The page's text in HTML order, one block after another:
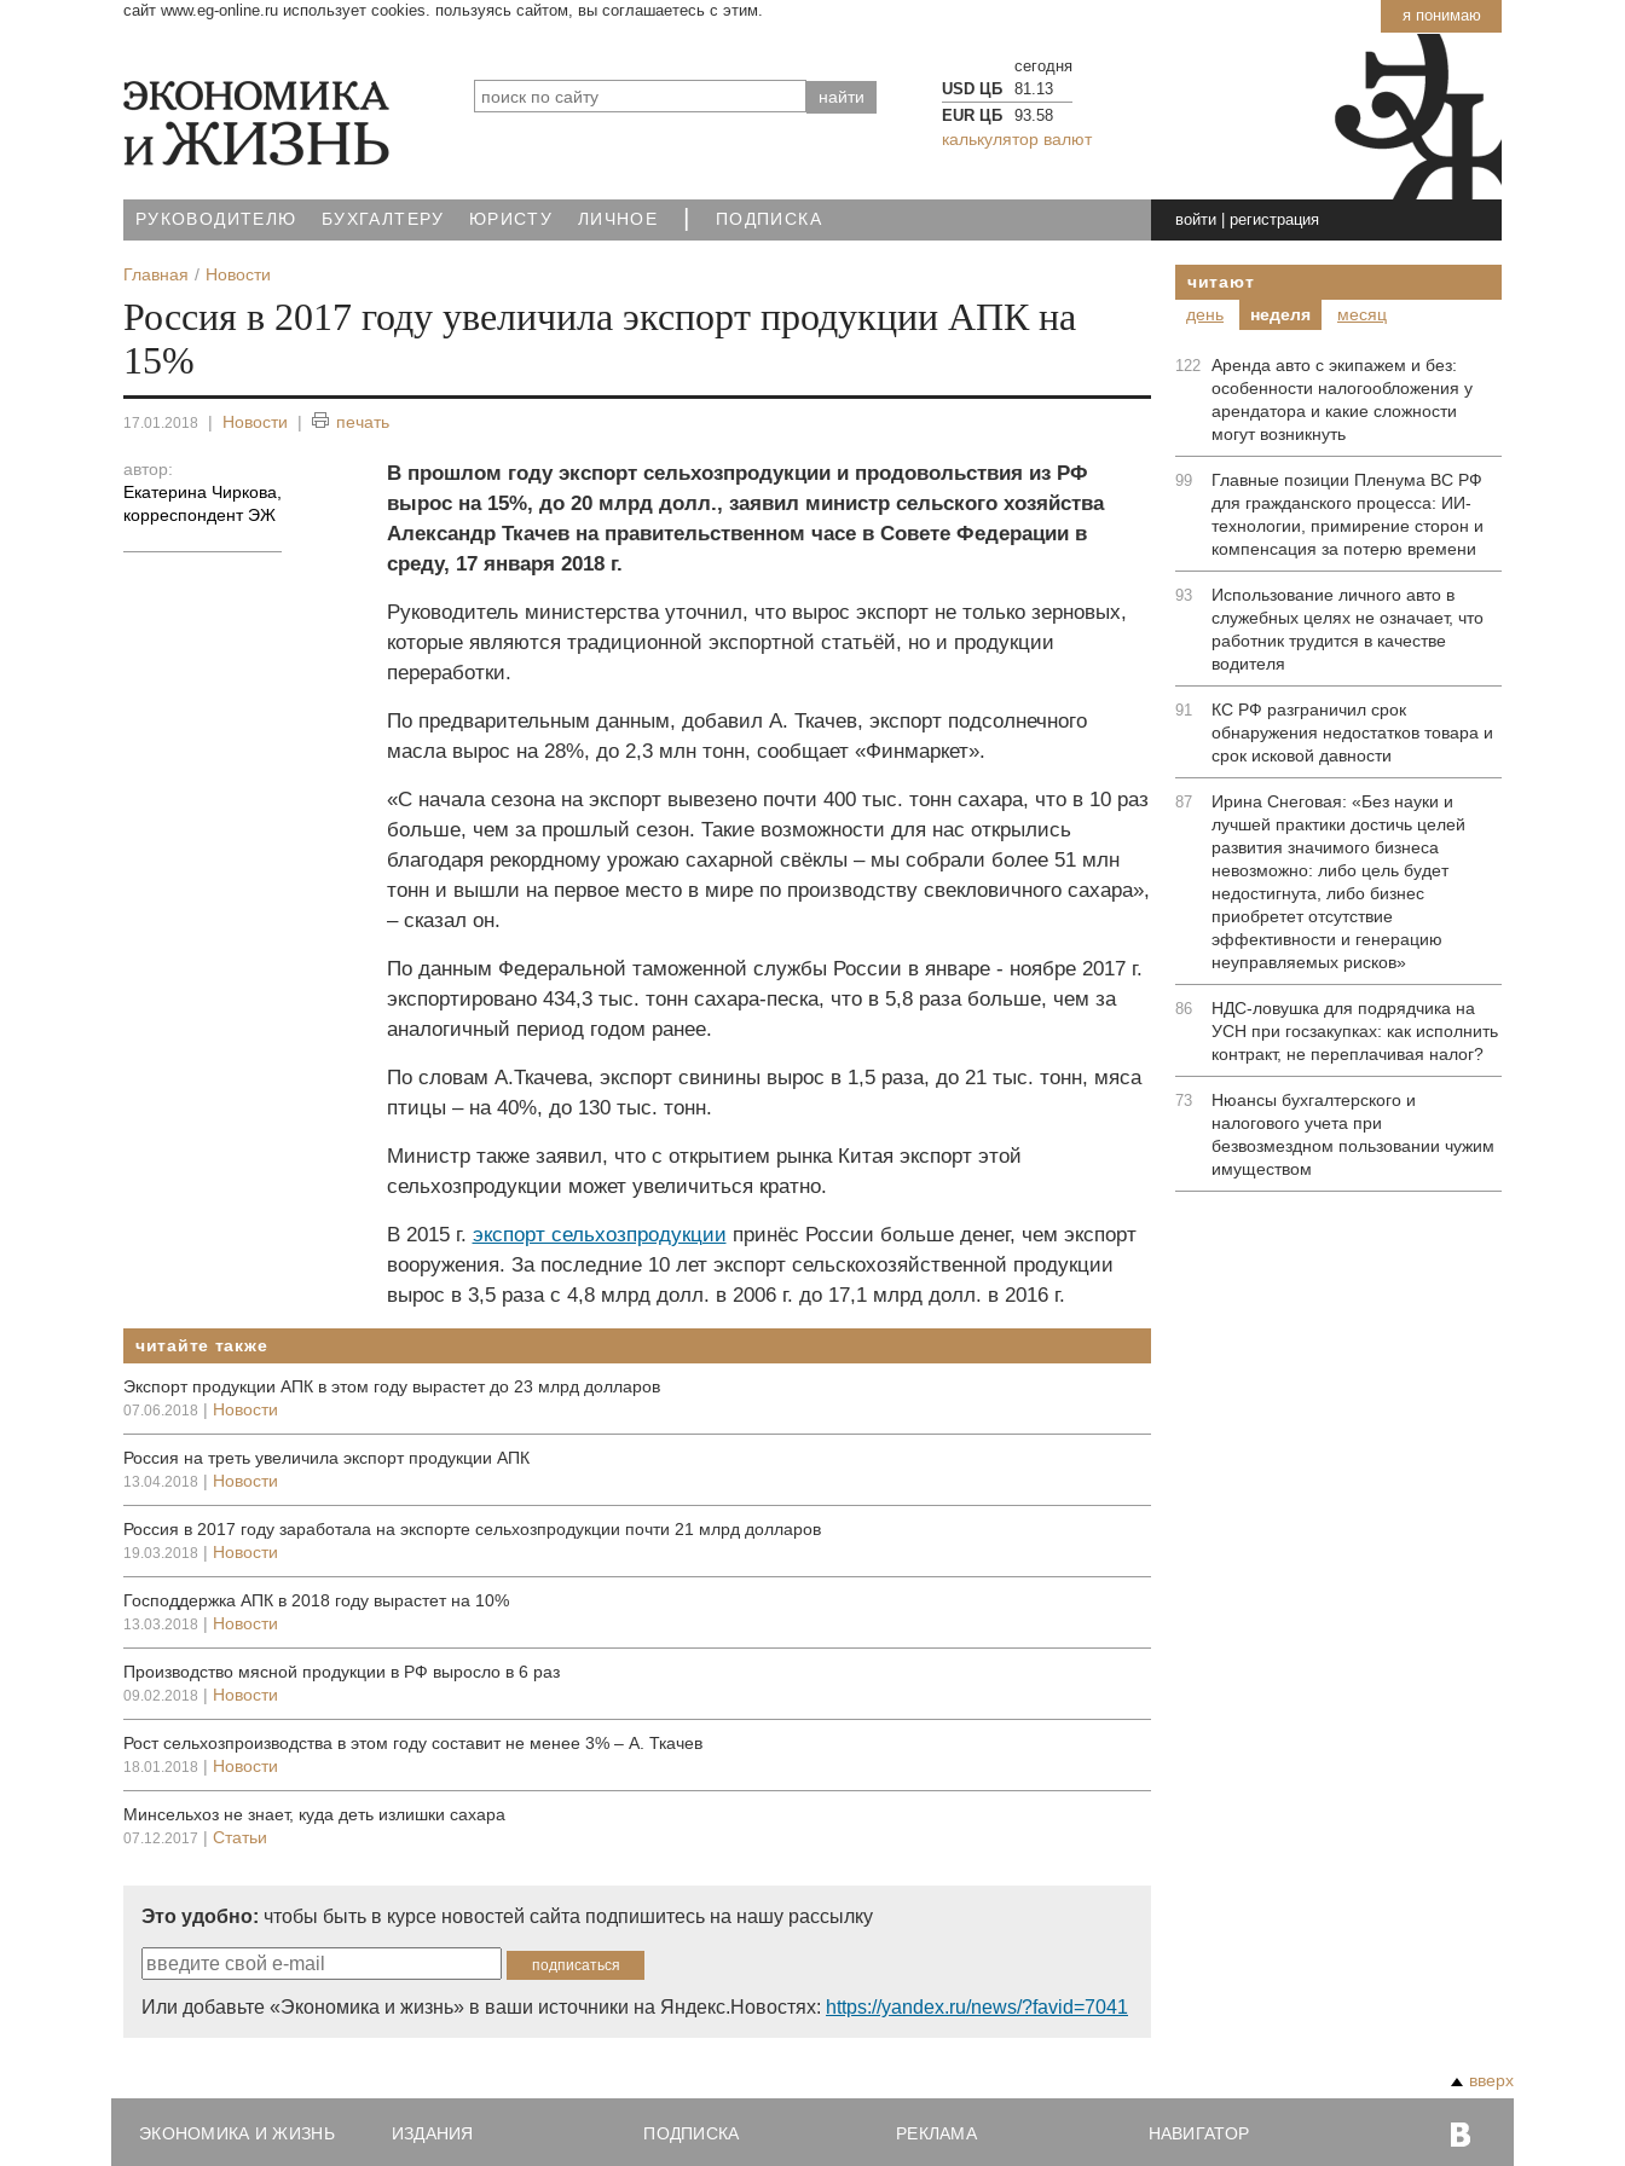
я понимаю
сайт www.eg-online.ru использует cookies. пользуясь сайтом, вы соглашаетесь с этим.
сегодня
USD ЦБ
81.13
EUR ЦБ
93.58
калькулятор валют
РУКОВОДИТЕЛЮ БУХГАЛТЕРУ ЮРИСТУ ЛИЧНОЕ | ПОДПИСКА войти| регистрация
Главная Новости
Россия в 2017 году увеличила экспорт продукции АПК на
15%
17.01.2018 | Новости | печать
автор:
Екатерина Чиркова
корреспондент ЭЖ
В прошлом году экспорт сельхозпродукции и продовольствия из РФ
вырос на 15%, до 20 млрд долл., заявил министр сельского хозяйства
Александр Ткачев на правительственном часе в Совете Федерации в
среду, 17 января 2018 г.
Руководитель министерства уточнил, что вырос экспорт не только зерновых,
которые являются традиционной экспортной статьёй, но и продукции
переработки.
По предварительным данным, добавил А. Ткачев, экспорт подсолнечного
масла вырос на 28%, до 2,3 млн тонн, сообщает «Финмаркет».
«С начала сезона на экспорт вывезено почти 400 тыс. тонн сахара, что в 10 раз
больше, чем за прошлый сезон. Такие возможности для нас открылись
благодаря рекордному урожаю сахарной свёклы – мы собрали более 51 млн
тонн и вышли на первое место в мире по производству свекловичного сахара»,
– сказал он.
По данным Федеральной таможенной службы России в январе - ноябре 2017 г.
экспортировано 434,3 тыс. тонн сахара-песка, что в 5,8 раза больше, чем за
аналогичный период годом ранее.
По словам А.Ткачева, экспорт свинины вырос в 1,5 раза, до 21 тыс. тонн, мяса
птицы – на 40%, до 130 тыс. тонн.
Министр также заявил, что с открытием рынка Китая экспорт этой
сельхозпродукции может увеличиться кратно.
В 2015 г. экспорт сельхозпродукции принёс России больше денег, чем экспорт
вооружения. За последние 10 лет экспорт сельскохозяйственной продукции
вырос в 3,5 раза с 4,8 млрд долл. в 2006 г. до 17,1 млрд долл. в 2016 г.
читайте также
Экспорт продукции АПК в этом году вырастет до 23 млрд долларов
07.06.2018 | Новости
Россия на треть увеличила экспорт продукции АПК
13.04.2018 | Новости
Россия в 2017 году заработала на экспорте сельхозпродукции почти 21 млрд долларов
19.03.2018 | Новости
Господдержка АПК в 2018 году вырастет на 10%
13.03.2018 | Новости
Производство мясной продукции в РФ выросло в 6 раз
09.02.2018 | Новости
Рост сельхозпроизводства в этом году составит не менее 3% – А. Ткачев
18.01.2018 | Новости
Минсельхоз не знает, куда деть излишки сахара
07.12.2017 | Статьи
Это удобно: чтобы быть в курсе новостей сайта подпишитесь на нашу рассылку
Или добавьте «Экономика и жизнь» в ваши источники на Яндекс.Новостях: https://yandex.ru/news/?favid=7041
читают
день
неделя месяц
122 Аренда авто с экипажем и без:
особенности налогообложения у
арендатора и какие сложности
могут возникнуть
99
Главные позиции Пленума ВС РФ
для гражданского процесса: ИИ-
технологии, примирение сторон и
компенсация за потерю времени
93
Использование личного авто в
служебных целях не означает, что
работник трудится в качестве
водителя
91
КС РФ разграничил срок
обнаружения недостатков товара и
срок исковой давности
87
Ирина Снеговая: «Без науки и
лучшей практики достичь целей
развития значимого бизнеса
невозможно: либо цель будет
недостигнута, либо бизнес
приобретет отсутствие
эффективности и генерацию
неуправляемых рисков»
86
НДС-ловушка для подрядчика на
УСН при госзакупках: как исполнить
контракт, не переплачивая налог?
73
Нюансы бухгалтерского и
налогового учета при
безвозмездном пользовании чужим
имуществом
вверх
ЭКОНОМИКА И ЖИЗНЬ ИЗДАНИЯ ПОДПИСКА РЕКЛАМА НАВИГАТОР